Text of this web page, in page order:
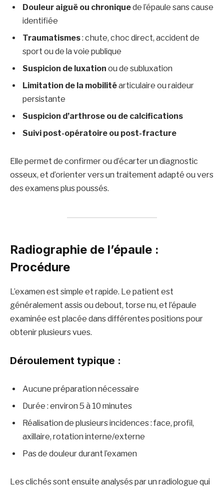
Douleur aiguë ou chroniquede l’épaule sans cause
identifiée
Traumatismes: chute, choc direct, accident de
sport ou de la voie publique
Suspicion de luxation ou de subluxation
Limitation de la mobilitéarticulaire ou raideur
persistante
Suspicion d’arthrose ou de calcifications
Suivi post-opératoire ou post-fracture
Elle permet de confirmer ou d’écarter un diagnostic
osseux, et d’orienter vers un traitement adapté ou vers
des examens plus poussés.
Radiographie de l’épaule :
Procédure
L’examen est simple et rapide. Le patient est
généralement assis ou debout, torse nu, et l’épaule
examinée est placée dans différentes positions pour
obtenir plusieurs vues.
Déroulement typique :
Aucune préparation nécessaire
Durée : environ 5 à 10 minutes
Réalisation de plusieurs incidences : face, profil,
axillaire, rotation interne/externe
Pas de douleur durant l’examen
Les clichés sont ensuite analysés par un radiologue qui